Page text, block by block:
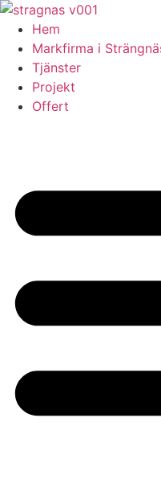
Skip
content
Hem
Markfirma i
Tjänster
Projekt
Offert